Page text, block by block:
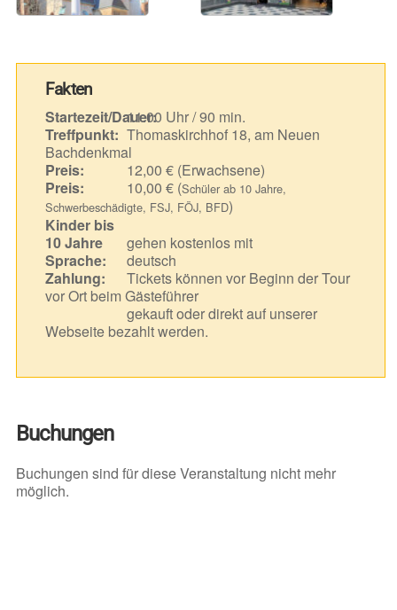
Fakten
Startezeit/Dauer:11.00 Uhr / 90 min.
Treffpunkt: Thomaskirchhof 18, am Neuen
Bachdenkmal
Preis:
12,00 € (Erwachsene)
Preis:
10,00 € (Schüler ab 10 Jahre,
Schwerbeschädigte, FSJ, FÖJ, BFD)
Kinder bis
10 Jahre
gehen kostenlos mit
Sprache:
deutsch
Zahlung:
Tickets können vor Beginn der Tour
vor Ort beim Gästeführer
gekauft oder direkt auf unserer
Webseite bezahlt werden.
Buchungen
Buchungen sind für diese Veranstaltung nicht mehr
möglich.